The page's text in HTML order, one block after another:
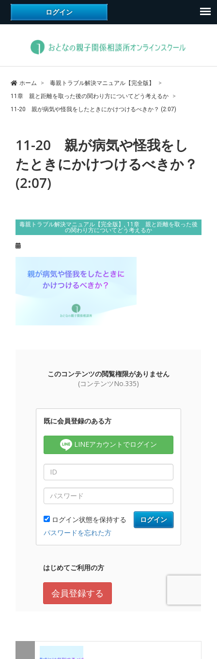
ホーム
毒親トラブル解決マニュアル【完全版】
11章 親と距離を取った後の関わり方についてどう考えるか
11-20 親が病気や怪我をしたときにかけつけるべきか？ (2:07)
11-20 親が病気や怪我をし
たときにかけつけるべきか？
(2:07)
毒親トラブル解決マニュアル【完全版】
11章 親と距離を取った後
の関わり方についてどう考えるか